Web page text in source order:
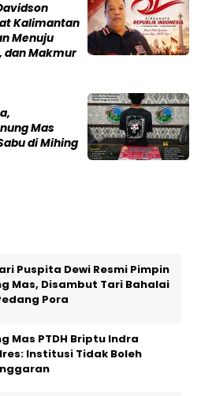
Kalimantan
Menuju
dan Makmur
Mas
di Mihing
Puspita Dewi Resmi Pimpin
Mas, Disambut Tari Bahalai
Pora
Mas PTDH Briptu Indra
Institusi Tidak Boleh